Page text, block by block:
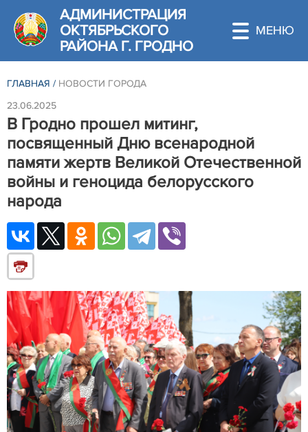
АДМИНИСТРАЦИЯ
ОКТЯБРЬСКОГО
РАЙОНА Г. ГРОДНО
ГЛАВНАЯ / НОВОСТИ ГОРОДА
23.06.2025
В Гродно прошел митинг,
посвященный Дню всенародной
памяти жертв Великой Отечественной
войны и геноцида белорусского
народа